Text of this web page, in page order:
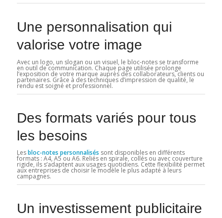
Une personnalisation qui
valorise votre image
Avec un logo, un slogan ou un visuel, le bloc-notes se transforme
en outil de communication. Chaque page utilisée prolonge
l’exposition de votre marque auprès des collaborateurs, clients ou
partenaires. Grâce à des techniques d’impression de qualité, le
rendu est soigné et professionnel.
Des formats variés pour tous
les besoins
Lesbloc-notes personnalisés sont disponibles en différents
formats : A4, A5 ou A6. Reliés en spirale, collés ou avec couverture
rigide, ils s’adaptent aux usages quotidiens. Cette flexibilité permet
aux entreprises de choisir le modèle le plus adapté à leurs
campagnes.
Un investissement publicitaire